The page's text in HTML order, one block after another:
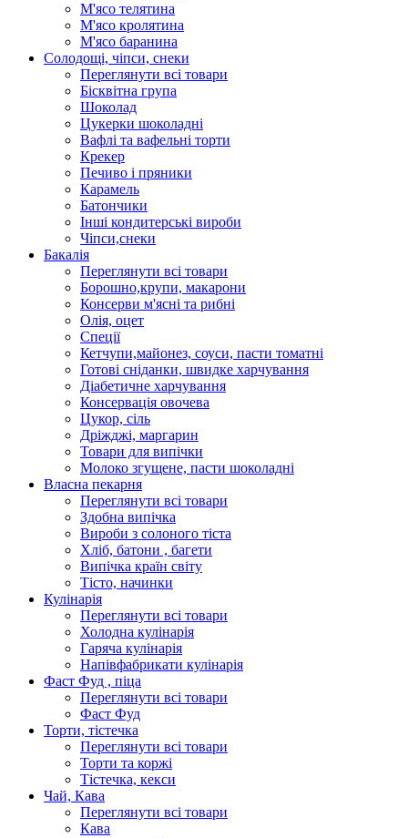
М'ясо телятина
М'ясо кролятина
М'ясо баранина
Солодощі, чіпси, снеки
Переглянути всі товари
Бісквітна група
Шоколад
Цукерки шоколадні
Вафлі та вафельні торти
Крекер
Печиво і пряники
Карамель
Батончики
Інші кондитерські вироби
Чіпси,снеки
Бакалія
Переглянути всі товари
Борошно,крупи, макарони
Консерви м'ясні та рибні
Олія, оцет
Спеції
Кетчупи,майонез, соуси, пасти томатні
Готові сніданки, швидке харчування
Діабетичне харчування
Консервація овочева
Цукор, сіль
Дріжджі, маргарин
Товари для випічки
Молоко згущене, пасти шоколадні
Власна пекарня
Переглянути всі товари
Здобна випічка
Вироби з солоного тіста
Хліб, батони , багети
Випічка країн світу
Тісто, начинки
Кулінарія
Переглянути всі товари
Холодна кулінарія
Гаряча кулінарія
Напівфабрикати кулінарія
Фаст Фуд , піца
Переглянути всі товари
Фаст Фуд
Торти, тістечка
Переглянути всі товари
Торти та коржі
Тістечка, кекси
Чай, Кава
Переглянути всі товари
Кава